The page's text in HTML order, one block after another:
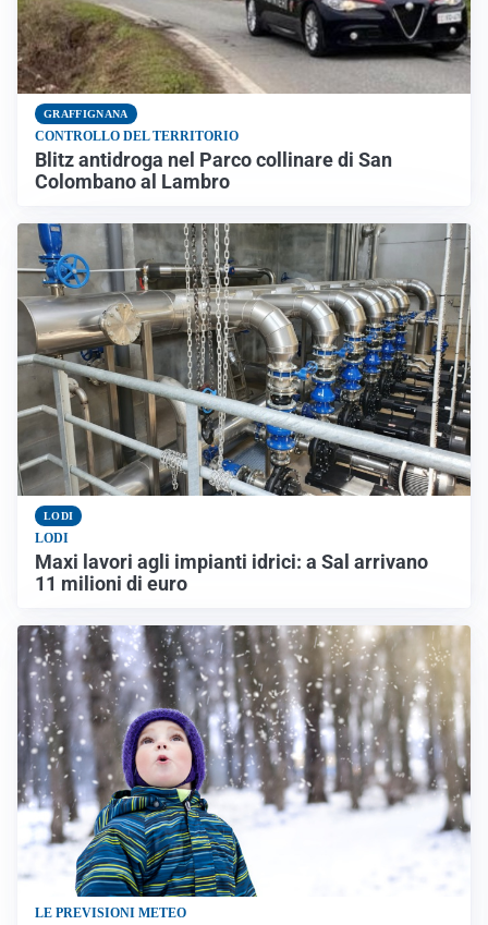
GRAFFIGNANA
CONTROLLO DEL TERRITORIO
Blitz antidroga nel Parco collinare di San
Colombano al Lambro
LODI
LODI
Maxi lavori agli impianti idrici: a Sal arrivano
11 milioni di euro
LE PREVISIONI METEO